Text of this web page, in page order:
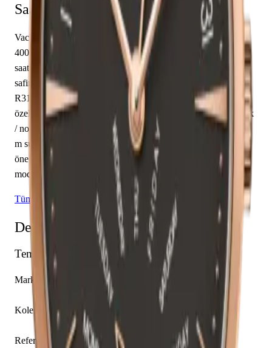
Saat Hakkında
Vacheron Constantin'in Patrimony koleksiyonundan
4000U/000R-B111 referans numaralı bu model, seçkin bir kol
saatidir. Pembe Altın kasası 42.50 mm çapında tasarlanmış ve
safir cam ile donatılmıştır. Vacheron Constantin caliber 2460
R31R7 mekanizma ile donatılmış olan bu saat, dakika, saat
özelliklerine sahiptir. Kadran gri renkte tasarlanmış olup çubuk
/ nokta indekslerle tamamlanmıştır. Teknik detaylarında 30.00
m su geçirmezlik, 9.70 mm kasa yüksekliği, açık arka kapak
öne çıkmaktadır. Sınırlı üretim olarak piyasaya sunulan bu
model, koleksiyonerlerin ilgisini çekmektedir.
Tüm Vacheron Constantin Modelleri
Detaylı Teknik Özellikler
Temel Bilgiler
Marka
Vacheron Constantin
Koleksiyon
Patrimony
Referans